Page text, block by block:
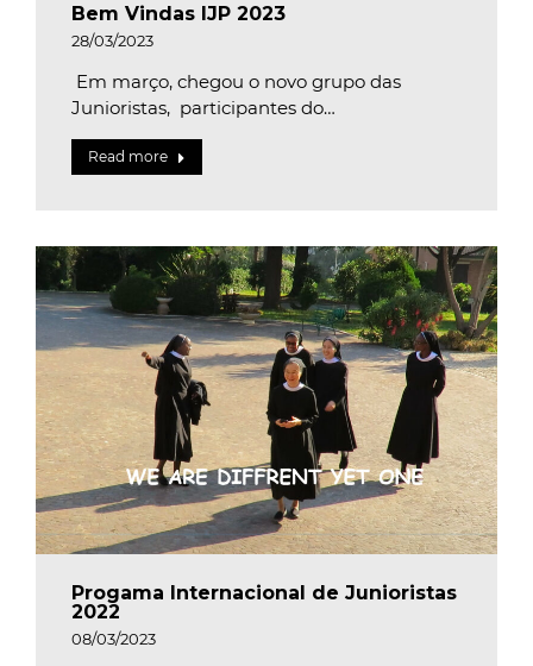
Bem Vindas IJP 2023
28/03/2023
Em março, chegou o novo grupo das
Junioristas, participantes do…
Read more
Progama Internacional de Junioristas
2022
08/03/2023